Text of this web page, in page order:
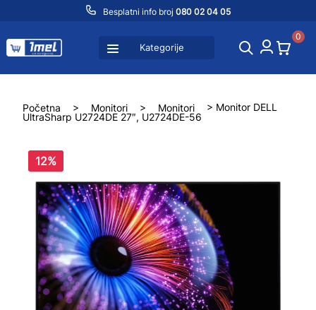
Besplatni info broj 080 02 04 05
Kategorije
0
Početna > Monitori > Monitori
> Monitor DELL
UltraSharp U2724DE 27″, U2724DE-56
12%